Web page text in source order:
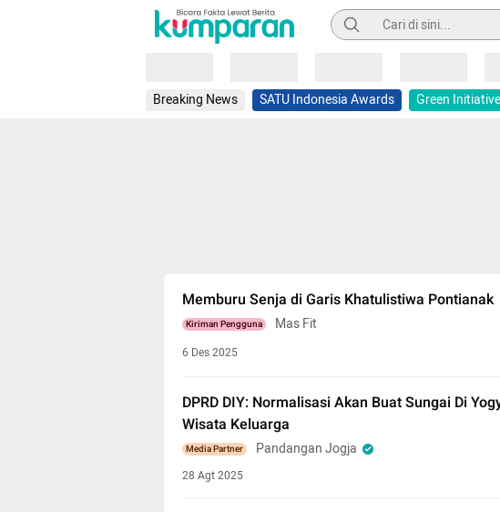
Pencarian
Breaking News SATU Indonesia Awards Green Initiative
Memburu Senja di Garis Khatulistiwa Pontianak
Kiriman Pengguna Mas Fit
6 Des 2025
DPRD DIY: Normalisasi Akan Buat Sungai Di
Wisata Keluarga
Media Partner Pandangan Jogja
28 Agt 2025